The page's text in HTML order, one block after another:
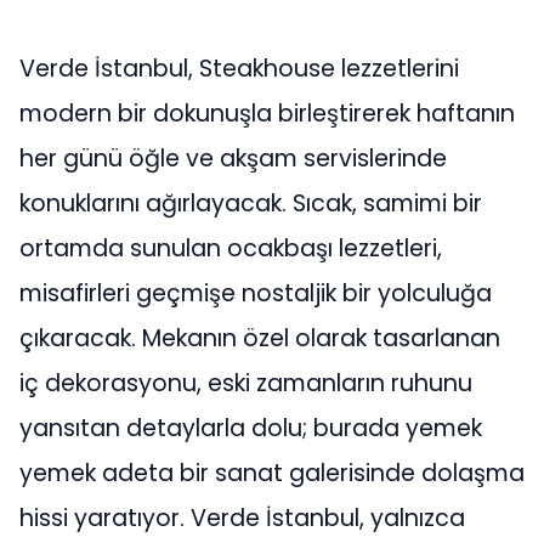
Verde İstanbul, Steakhouse lezzetlerini
modern bir dokunuşla birleştirerek haftanın
her günü öğle ve akşam servislerinde
konuklarını ağırlayacak. Sıcak, samimi bir
ortamda sunulan ocakbaşı lezzetleri,
misafirleri geçmişe nostaljik bir yolculuğa
çıkaracak. Mekanın özel olarak tasarlanan
iç dekorasyonu, eski zamanların ruhunu
yansıtan detaylarla dolu; burada yemek
yemek adeta bir sanat galerisinde dolaşma
hissi yaratıyor. Verde İstanbul, yalnızca